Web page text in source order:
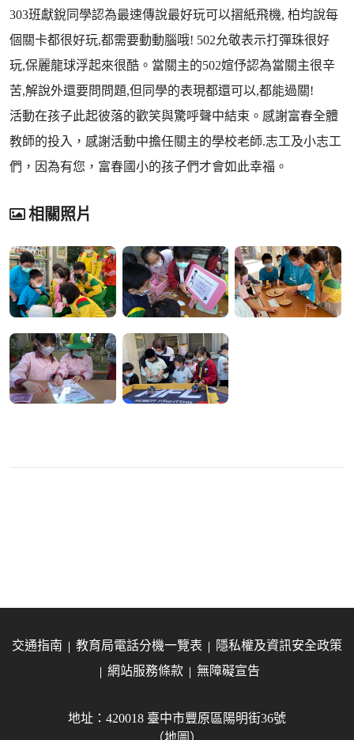
303班獻銳同學認為最速傳說最好玩可以摺紙飛機, 柏均說每
個關卡都很好玩,都需要動動腦哦! 502允敬表示打彈珠很好
玩,保麗龍球浮起來很酷。當關主的502媗伃認為當關主很辛
苦,解說外還要問問題,但同學的表現都還可以,都能過關!
活動在孩子此起彼落的歡笑與驚呼聲中結束。感謝富春全體
教師的投入，感謝活動中擔任關主的學校老師.志工及小志工
們，因為有您，富春國小的孩子們才會如此幸福。
相關照片
交通指南 教育局電話分機一覽表
隱私權及資訊安全政策
網站服務條款
無障礙宣告
地址：420018 臺中市豐原區陽明街36號